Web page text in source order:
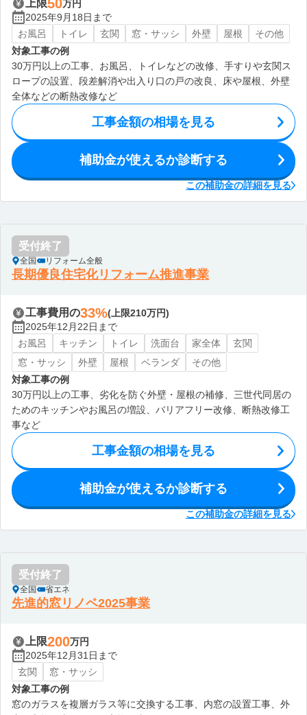
上限50万円
2025年9月18日まで
お風呂
トイレ 玄関 窓・サッシ 外壁 屋根
その他
対象工事の例
30万円以上の工事、お風呂、トイレなどの改修、手すりや玄関ス
ロープの設置、段差解消や出入り口の戸の改良、床や屋根、外壁
全体などの断熱改修など
工事金額の相場を見る
補助金が使えるか診断する
この補助金の詳細を見る
受付終了
全国 リフォーム全般
長期優良住宅化リフォーム推進事業
工事費用の33%(上限210万円)
2025年12月22日まで
お風呂
キッチン トイレ 洗面台 家全体
玄関
窓・サッシ
外壁 屋根 ベランダ
その他
対象工事の例
30万円以上の工事、劣化を防ぐ外壁・屋根の補修、三世代同居の
ためのキッチンやお風呂の増設、バリアフリー改修、断熱改修工
事など
工事金額の相場を見る
補助金が使えるか診断する
この補助金の詳細を見る
受付終了
全国 省エネ
先進的窓リノベ2025事業
上限200万円
2025年12月31日まで
玄関
窓・サッシ
対象工事の例
窓のガラスを複層ガラス等に交換する工事、内窓の設置工事、外